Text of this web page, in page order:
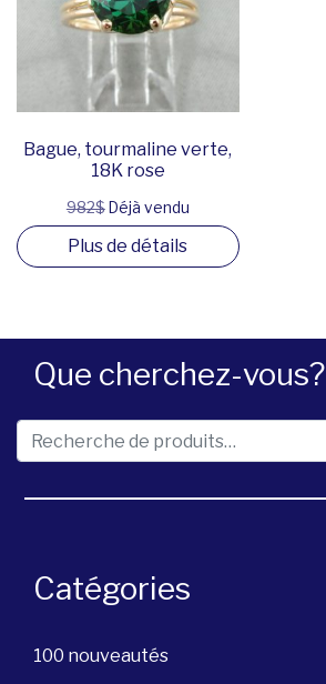
Que cherchez-vous?
Recherche pour :
Catégories
100 nouveautés
Bague, tourmaline verte,
18K rose
982$Déjà vendu
Plus de détails